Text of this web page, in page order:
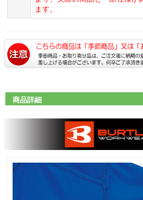
ます。
商品詳細